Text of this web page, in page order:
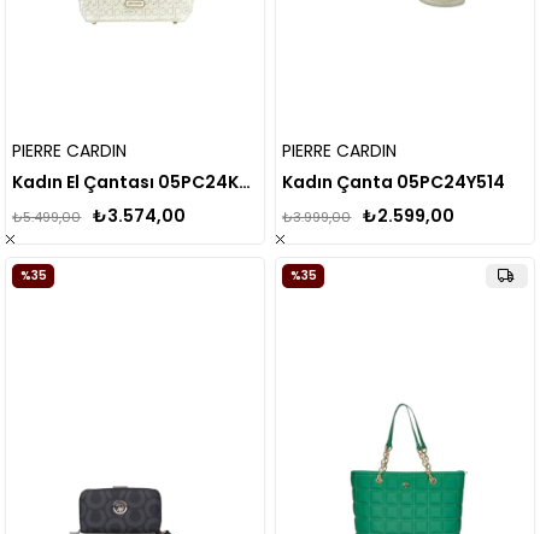
PIERRE CARDIN
Kadın El Çantası 05PC24K817
₺3.574,00
₺5.499,00
PIERRE CARDIN
Kadın Çanta 05PC24Y514
₺2.599,00
₺3.999,00
%35 %35